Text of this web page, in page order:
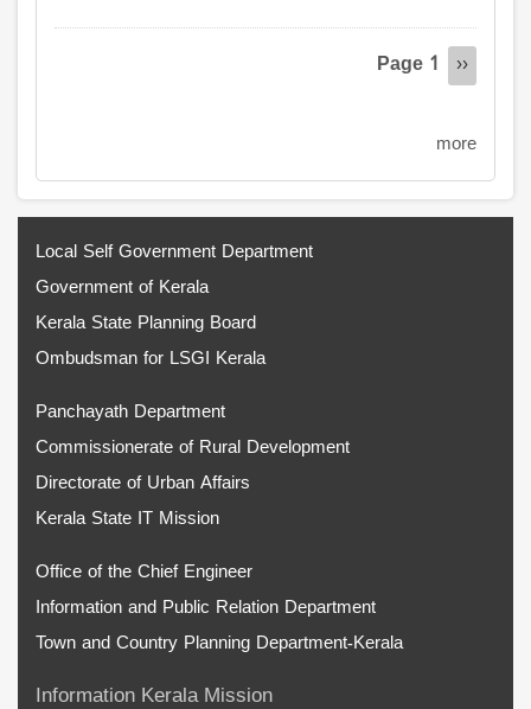
Page 1
Next
››
more
Local Self Government Department
Government of Kerala
Kerala State Planning Board
Ombudsman for LSGI Kerala
Panchayath Department
Commissionerate of Rural Development
Directorate of Urban Affairs
Kerala State IT Mission
Office of the Chief Engineer
Information and Public Relation Department
Town and Country Planning Department-Kerala
Information Kerala Mission